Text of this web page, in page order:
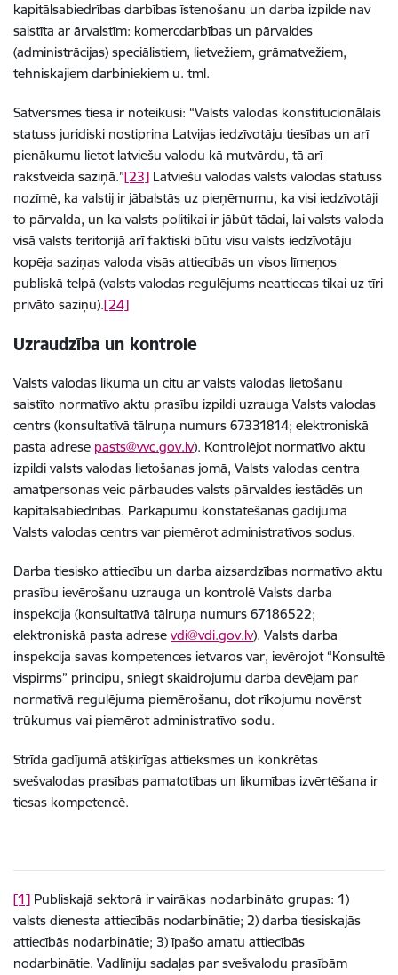
kapitālsabiedrības darbības īstenošanu un darba izpilde nav
saistīta ar ārvalstīm: komercdarbības un pārvaldes
(administrācijas) speciālistiem, lietvežiem, grāmatvežiem,
tehniskajiem darbiniekiem u. tml.
Satversmes tiesa ir noteikusi: “Valsts valodas konstitucionālais
statuss juridiski nostiprina Latvijas iedzīvotāju tiesības un arī
pienākumu lietot latviešu valodu kā mutvārdu, tā arī
rakstveida saziņā.”[23] Latviešu valodas valsts valodas statuss
nozīmē, ka valstij ir jābalstās uz pieņēmumu, ka visi iedzīvotāji
to pārvalda, un ka valsts politikai ir jābūt tādai, lai valsts valoda
visā valsts teritorijā arī faktiski būtu visu valsts iedzīvotāju
kopēja saziņas valoda visās attiecībās un visos līmeņos
publiskā telpā (valsts valodas regulējums neattiecas tikai uz tīri
privāto saziņu).[24]
Uzraudzība un kontrole
Valsts valodas likuma un citu ar valsts valodas lietošanu
saistīto normatīvo aktu prasību izpildi uzrauga Valsts valodas
centrs (konsultatīvā tālruņa numurs 67331814; elektroniskā
pasta adrese pasts@vvc.gov.lv). Kontrolējot normatīvo aktu
izpildi valsts valodas lietošanas jomā, Valsts valodas centra
amatpersonas veic pārbaudes valsts pārvaldes iestādēs un
kapitālsabiedrībās. Pārkāpumu konstatēšanas gadījumā
Valsts valodas centrs var piemērot administratīvos sodus.
Darba tiesisko attiecību un darba aizsardzības normatīvo aktu
prasību ievērošanu uzrauga un kontrolē Valsts darba
inspekcija (konsultatīvā tālruņa numurs 67186522;
elektroniskā pasta adrese vdi@vdi.gov.lv). Valsts darba
inspekcija savas kompetences ietvaros var, ievērojot “Konsultē
vispirms” principu, sniegt skaidrojumu darba devējam par
normatīvā regulējuma piemērošanu, dot rīkojumu novērst
trūkumus vai piemērot administratīvo sodu.
Strīda gadījumā atšķirīgas attieksmes un konkrētas
svešvalodas prasības pamatotības un likumības izvērtēšana ir
tiesas kompetencē.
[1] Publiskajā sektorā ir vairākas nodarbināto grupas: 1)
valsts dienesta attiecībās nodarbinātie; 2) darba tiesiskajās
attiecībās nodarbinātie; 3) īpašo amatu attiecībās
nodarbinātie. Vadlīniju sadaļas par svešvalodu prasībām